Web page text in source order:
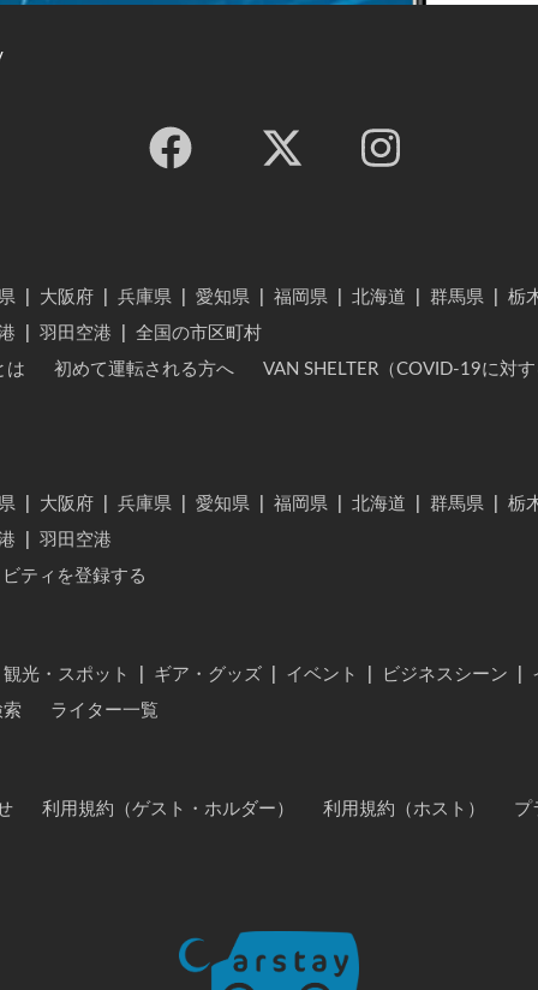
大阪府 兵庫県 愛知県 福岡県 北海道 群馬県 栃
羽田空港
全国の市区町村
は 初めて運転される方へ VAN SHELTER（COVID-19に対す
大阪府 兵庫県 愛知県 福岡県 北海道 群馬県 栃
羽田空港
ティを登録する
光・スポット ギア・グッズ イベント ビジネスシーン
ライター一覧
利用規約（ゲスト・ホルダー） 利用規約（ホスト）
プ